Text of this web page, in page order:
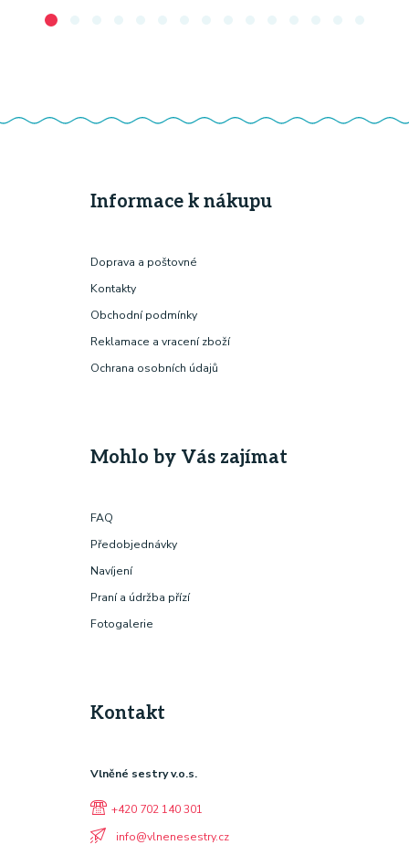
Informace k nákupu
Doprava a poštovné
Kontakty
Obchodní podmínky
Reklamace a vracení zboží
Ochrana osobních údajů
Mohlo by Vás zajímat
FAQ
Předobjednávky
Navíjení
Praní a údržba přízí
Fotogalerie
Kontakt
Vlněné sestry v.o.s.
+420 702 140 301
info@vlnenesestry.cz